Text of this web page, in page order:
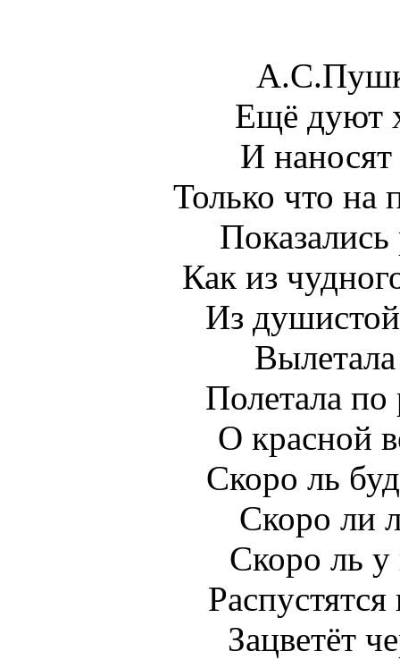
Ещё дуют
И
Только что на
Как из
Из
Полетала
О красной
Скоро ль
Скоро ли
Скоро ль у
Зацветёт